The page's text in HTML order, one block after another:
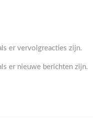
er vervolgreacties zijn.
er nieuwe berichten zijn.